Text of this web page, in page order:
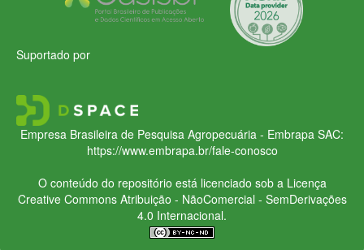
Suportado por
Empresa Brasileira de Pesquisa Agropecuária - Embrapa SAC:
https://www.embrapa.br/fale-conosco
O conteúdo do repositório está licenciado sob a Licença
Creative CommonsAtribuição - NãoComercial - SemDerivações
4.0 Internacional.